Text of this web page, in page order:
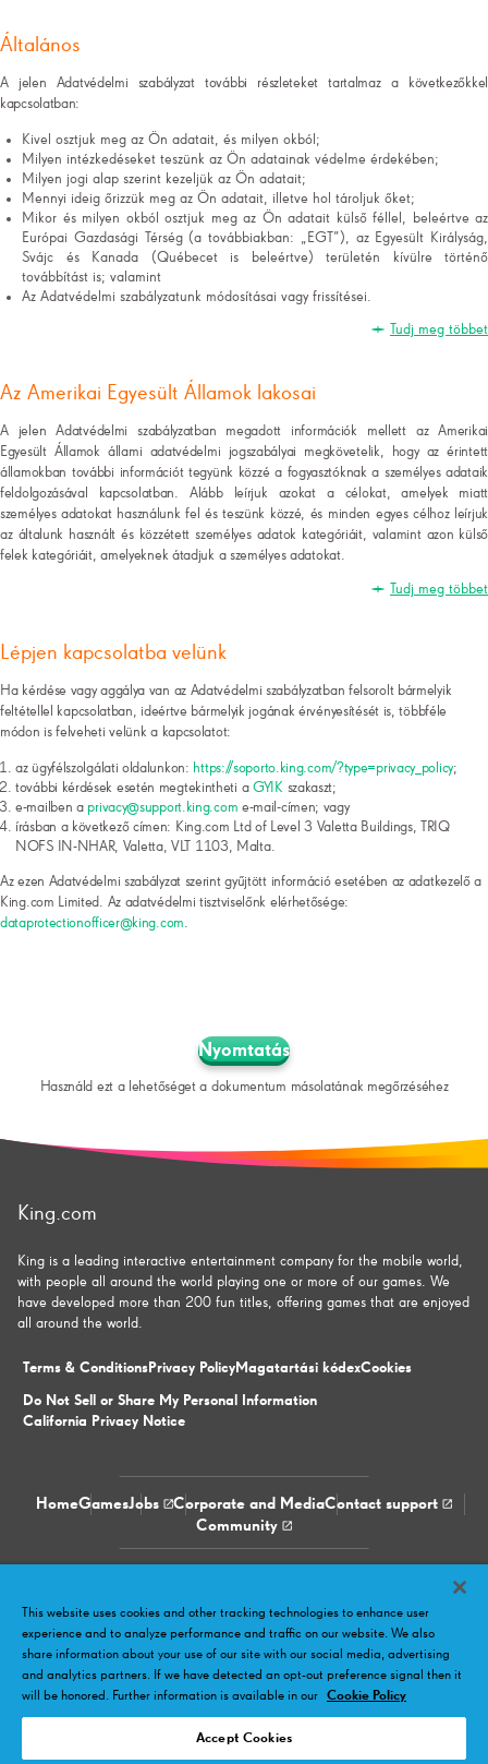
Általános
A jelen Adatvédelmi szabályzat további részleteket tartalmaz a következőkkel
kapcsolatban:
Kivel osztjuk meg az Ön adatait, és milyen okból;
Milyen intézkedéseket teszünk az Ön adatainak védelme érdekében;
Milyen jogi alap szerint kezeljük az Ön adatait;
Mennyi ideig őrizzük meg az Ön adatait, illetve hol tároljuk őket;
Mikor és milyen okból osztjuk meg az Ön adatait külső féllel, beleértve az
Európai Gazdasági Térség (a továbbiakban: „EGT”), az Egyesült Királyság,
Svájc és Kanada (Québecet is beleértve) területén kívülre történő
továbbítást is; valamint
Az Adatvédelmi szabályzatunk módosításai vagy frissítései.
Tudj meg többet
Az Amerikai Egyesült Államok lakosai
A jelen Adatvédelmi szabályzatban megadott információk mellett az Amerikai
Egyesült Államok állami adatvédelmi jogszabályai megkövetelik, hogy az érintett
államokban további információt tegyünk közzé a fogyasztóknak a személyes adataik
feldolgozásával kapcsolatban. Alább leírjuk azokat a célokat, amelyek miatt
személyes adatokat használunk fel és teszünk közzé, és minden egyes célhoz leírjuk
az általunk használt és közzétett személyes adatok kategóriáit, valamint azon külső
felek kategóriáit, amelyeknek átadjuk a személyes adatokat.
Tudj meg többet
Lépjen kapcsolatba velünk
Ha kérdése vagy aggálya van az Adatvédelmi szabályzatban felsorolt bármelyik
feltétellel kapcsolatban, ideértve bármelyik jogának érvényesítését is, többféle
módon is felveheti velünk a kapcsolatot:
az ügyfélszolgálati oldalunkon: https://soporto.king.com/?type=privacy_policy;
további kérdések esetén megtekintheti a GYIK szakaszt;
e-mailben a privacy@support.king.com e-mail-címen; vagy
írásban a következő címen: King.com Ltd of Level 3 Valetta Buildings, TRIQ
NOFS IN-NHAR, Valetta, VLT 1103, Malta.
Az ezen Adatvédelmi szabályzat szerint gyűjtött információ esetében az adatkezelő a
King.com Limited. Az adatvédelmi tisztviselőnk elérhetősége:
dataprotectionofficer@king.com.
Nyomtatás
Használd ezt a lehetőséget a dokumentum másolatának megőrzéséhez
King.com
King is a leading interactive entertainment company for the mobile world,
with people all around the world playing one or more of our games. We
have developed more than 200 fun titles, offering games that are enjoyed
all around the world.
Terms & Conditions Privacy Policy Magatartási kódexCookies
Do Not Sell or Share My Personal Information
California Privacy Notice
HomeGamesJobs Corporate and MediaContact support
Community
Instagram
© 2026 King.com Ltd. King, the King crown logo, the game names
This website uses cookies and other tracking technologies to enhance user
experience and to analyze performance and traffic on our website. We also
share information about your use of our site with our social media, advertising
and analytics partners. If we have detected an opt-out preference signal then it
will be honored. Further information is available in our
Cookie Policy
Accept Cookies